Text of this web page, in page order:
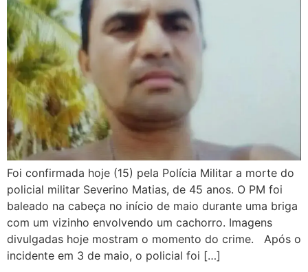
Foi confirmada hoje (15) pela Polícia Militar a morte do
policial militar Severino Matias, de 45 anos. O PM foi
baleado na cabeça no início de maio durante uma briga
com um vizinho envolvendo um cachorro. Imagens
divulgadas hoje mostram o momento do crime. Após o
incidente em 3 de maio, o policial foi […]